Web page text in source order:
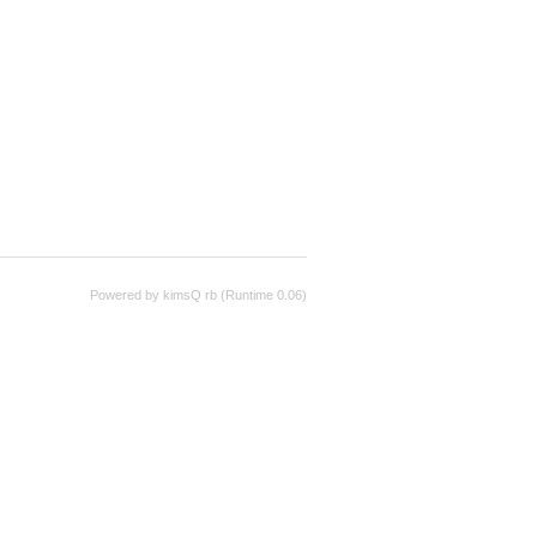
Powered by kimsQ rb (Runtime 0.06)